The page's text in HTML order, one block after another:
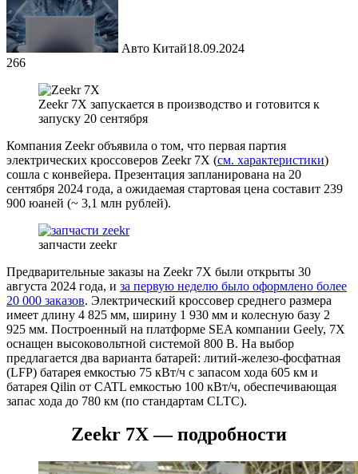
Авто Китай18.09.2024
266
Zeekr 7X запускается в производство и готовится к
запуску 20 сентября
Компания Zeekr объявила о том, что первая партия
электрических кроссоверов Zeekr 7X (см. характеристики)
сошла с конвейера. Презентация запланирована на 20
сентября 2024 года, а ожидаемая стартовая цена составит 239
900 юаней (~ 3,1 млн рублей).
запчасти zeekr
Предварительные заказы на Zeekr 7X были открыты 30
августа 2024 года, и за первую неделю было оформлено более
20 000 заказов. Электрический кроссовер среднего размера
имеет длину 4 825 мм, ширину 1 930 мм и колесную базу 2
925 мм. Построенный на платформе SEA компании Geely, 7X
оснащен высоковольтной системой 800 В. На выбор
предлагается два варианта батарей: литий-железо-фосфатная
(LFP) батарея емкостью 75 кВт/ч с запасом хода 605 км и
батарея Qilin от CATL емкостью 100 кВт/ч, обеспечивающая
запас хода до 780 км (по стандартам CLTC).
Zeekr 7X — подробности